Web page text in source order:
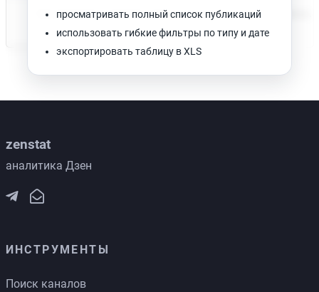
Нет доступных публикаций. Попробуйте изменить фильтр.
просматривать полный список публикаций
использовать гибкие фильтры по типу и дате
экспортировать таблицу в XLS
zenstat
аналитика Дзен
ИНСТРУМЕНТЫ
Поиск каналов